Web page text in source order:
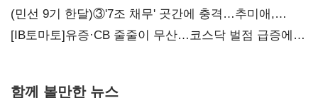
(민선 9기 한달)③'7조 채무' 곳간에 충격…추미애,
20년만에 '비상재정' 선언 승부수
[IB토마토]유증·CB 줄줄이 무산…코스닥 벌점 급증에
함께 볼만한 뉴스